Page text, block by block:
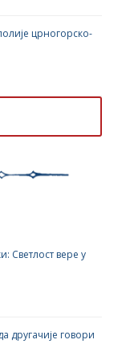
црногорско-
Светлост вере у
другачије говори